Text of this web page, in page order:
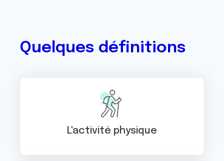
Quelques définitions
L'activité physique